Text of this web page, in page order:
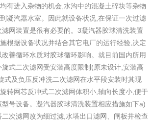
有进入杂物的机会,水沟中的混凝土碎块等杂物
凝汽器水室。因此就设备状况,在保证一次过滤
网装置是很有必要的。 3凝汽器胶球清洗装置
根据设备状况并结合其它电厂的运行经验,决定
善循环水质对胶球循环影响。 就目前国内所用
式二次滤网受安装高度限制(原未设计,安装高
式及负压反冲洗二次滤网在水平段安装时其现
转网芯反冲式二次滤网体积小,轴向长度小,便于
号设备。 凝汽器胶球清洗装置相应措施如下a)
次滤网改为细过滤,水塔出口滤网、闸板井检查